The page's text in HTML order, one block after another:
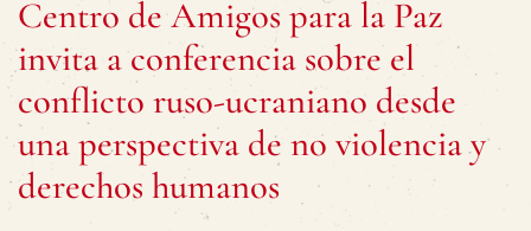
Centro de Amigos para la Paz
invita a conferencia sobre el
conflicto ruso-ucraniano desde
una perspectiva de no violencia y
derechos humanos